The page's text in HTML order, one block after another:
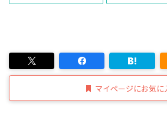
マイページにお気に